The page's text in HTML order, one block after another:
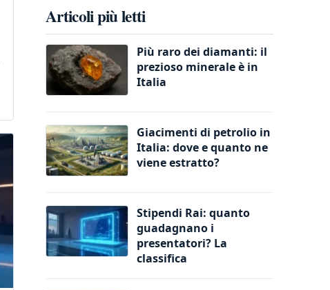
Articoli più letti
Più raro dei diamanti: il
prezioso minerale è in
Italia
Giacimenti di petrolio in
Italia: dove e quanto ne
viene estratto?
Stipendi Rai: quanto
guadagnano i
presentatori? La
classifica